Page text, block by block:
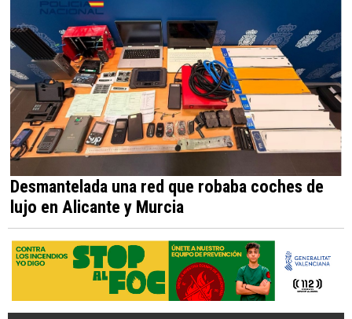
Desmantelada una red que robaba coches de
lujo en Alicante y Murcia